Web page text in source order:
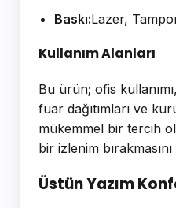
Baskı:Lazer,
Kullanım Alanları
Bu ürün; ofis
fuar dağıtımları ve
mükemmel bir tercih
bir izlenim
Üstün Yazım